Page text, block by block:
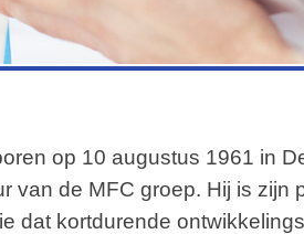
op 10 augustus 1961 in
van de MFC groep. Hij is zijn
dat kortdurende